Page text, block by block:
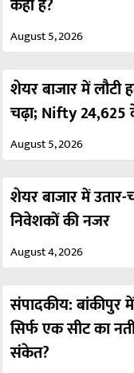
कहां है?
August 5, 2026
शेयर बाजार में
चढ़ा; Nifty 24,625
August 5, 2026
शेयर बाजार में
निवेशकों की नजर
August 4, 2026
संपादकीय: बांकीपुर
सिर्फ एक सीट का
संकेत?